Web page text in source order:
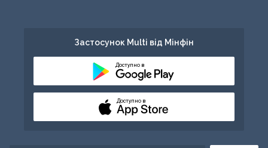
Застосунок Multi від Мінфін
Доступно в
Доступно в